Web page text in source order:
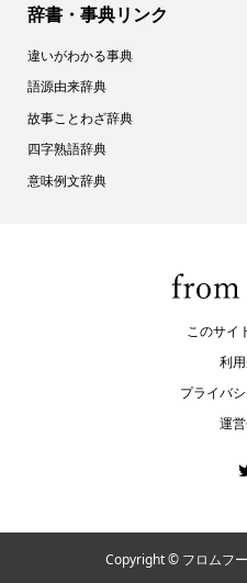
辞書・事典リンク
違いがわかる事典
語源由来辞典
故事ことわざ辞典
四字熟語辞典
意味例文辞典
このサイ
利
プライバ
運
Copyright ©フロムフ